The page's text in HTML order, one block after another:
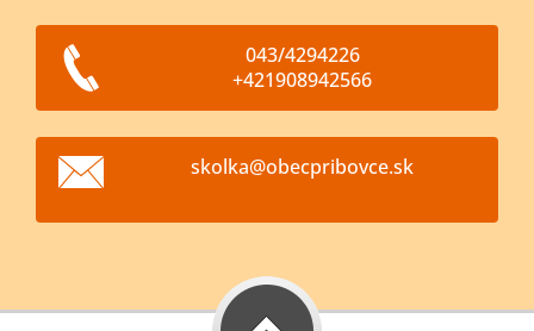
043/4294226
+421908942566
skolka@obecpribovce.sk